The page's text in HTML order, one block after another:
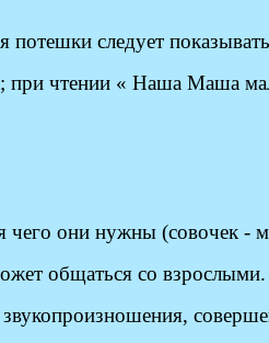
следует
при чтении « Наша Маша
они нужны (совочек -
общаться со взрослыми.